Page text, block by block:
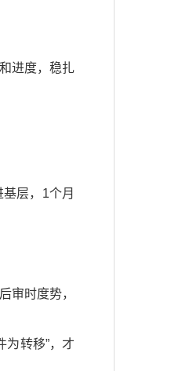
进度，稳扎
层，1个月
审时度势，
为转移”，才